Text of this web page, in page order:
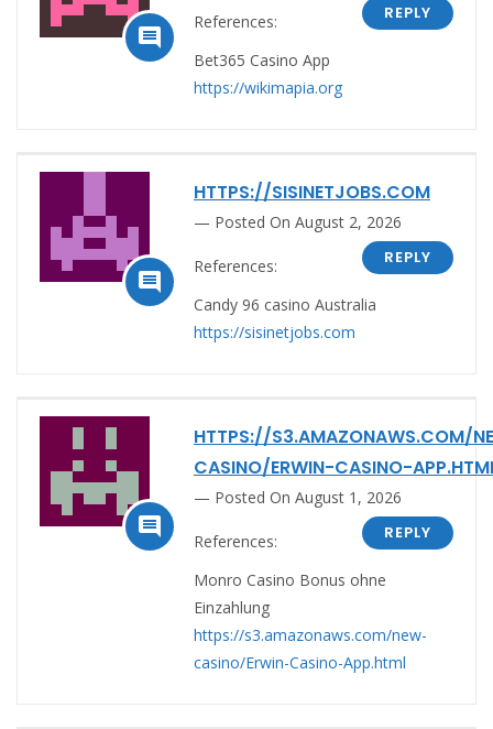

REPLY
References:
Bet365 Casino App
https://wikimapia.org

HTTPS://SISINETJOBS.COM
Posted On August 2, 2026
REPLY
References:
Candy 96 casino Australia
https://sisinetjobs.com

HTTPS://S3.AMAZONAWS.COM/
CASINO/ERWIN-CASINO-
Posted On August 1, 2026
REPLY
References:
Monro Casino Bonus ohne
Einzahlung
https://s3.amazonaws.com/new-
casino/Erwin-Casino-App.html